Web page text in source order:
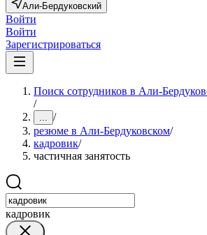
Али-Бердуковский
Войти
Войти
Зарегистрироваться
Поиск сотрудников в Али-
/
... /
резюме в Али-Бердуковском/
кадровик/
частичная занятость
кадровик